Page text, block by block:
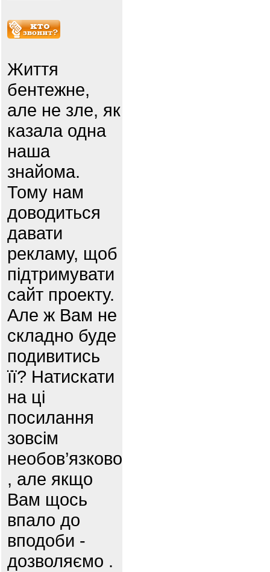
Життя
бентежне,
але не зле, як
казала одна
наша
знайома.
Тому нам
доводиться
давати
рекламу, щоб
підтримувати
сайт проекту.
Але ж Вам не
складно буде
подивитись
її? Натискати
на ці
посилання
зовсім
необов’язково
, але якщо
Вам щось
впало до
вподоби -
дозволяємо .